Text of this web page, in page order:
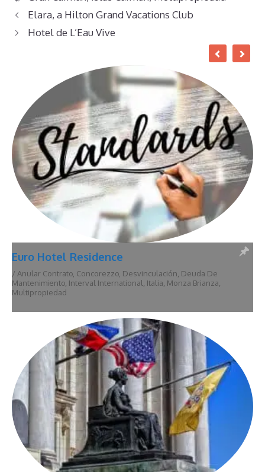
Elara, a Hilton Grand Vacations Club
Hotel de L’Eau Vive
Euro Hotel Residence
/ Anular Contrato, Concorezzo, Desvinculación, Deuda De
Mantenimiento, Interval International, Italia, Monza Brianza,
Multipropiedad